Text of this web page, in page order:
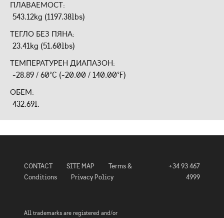
ПЛАВАЕМОСТ:
543.12kg (1197.38lbs)
ТЕГЛО БЕЗ ПЯНА:
23.41kg (51.60lbs)
ТЕМПЕРАТУРЕН ДИАПАЗОН:
-28.89 / 60°C (-20.00 / 140.00°F)
ОБЕМ:
432.69l.
CONTACT SITE MAP
Terms &
Conditions
Privacy Policy
+34 93 467
4999
All trademarks are registered and/or